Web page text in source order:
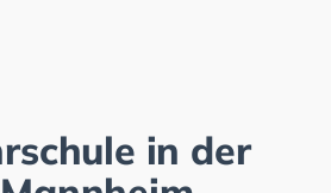
in der